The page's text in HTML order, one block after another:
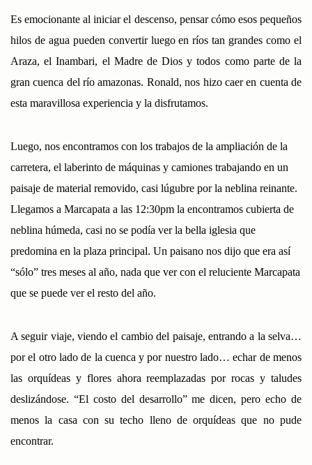
Es emocionante al iniciar el descenso, pensar cómo esos pequeños
hilos de agua pueden convertir luego en ríos tan grandes como el
Araza, el Inambari, el Madre de Dios y todos como parte de la
gran cuenca del río amazonas. Ronald, nos hizo caer en cuenta de
esta maravillosa experiencia y la disfrutamos.
Luego, nos encontramos con los trabajos de la ampliación de la
carretera, el laberinto de máquinas y camiones trabajando en un
paisaje de material removido, casi lúgubre por la neblina reinante.
Llegamos a Marcapata a las 12:30pm la encontramos cubierta de
neblina húmeda, casi no se podía ver la bella iglesia que
predomina en la plaza principal. Un paisano nos dijo que era así
“sólo” tres meses al año, nada que ver con el reluciente Marcapata
que se puede ver el resto del año.
A seguir viaje, viendo el cambio del paisaje, entrando a la selva…
por el otro lado de la cuenca y por nuestro lado… echar de menos
las orquídeas y flores ahora reemplazadas por rocas y taludes
deslizándose. “El costo del desarrollo” me dicen, pero echo de
menos la casa con su techo lleno de orquídeas que no pude
encontrar.